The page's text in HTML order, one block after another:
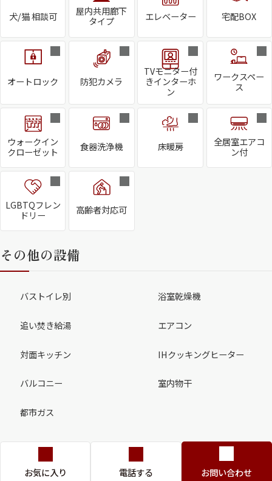
犬/猫 相談可
屋内共用廊下
タイプ
エレベーター 宅配BOX
オートロック 防犯カメラ
TVモニター付
きインターホ
ン
ワークスペー
ス
ウォークイン
クローゼット
食器洗浄機 床暖房
全居室エアコ
ン付
LGBTQフレン
ドリー
高齢者対応可
その他の設備
バストイレ別 浴室乾燥機
追い焚き給湯 エアコン
対面キッチン IHクッキングヒーター
バルコニー 室内物干
都市ガス
お気に入り 電話する お問い合わせ